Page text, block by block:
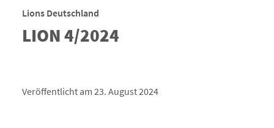
Lions Deutschland
LION 4/2024
Veröffentlicht am 23. August 2024